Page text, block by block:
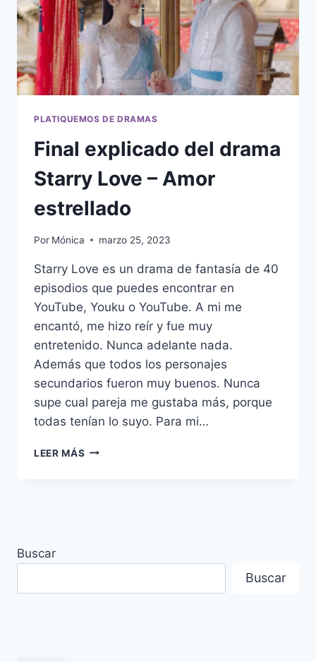
PLATIQUEMOS DE DRAMAS
Final explicado del drama
Starry Love – Amor
estrellado
Por Mónica marzo 25, 2023
Starry Love es un drama de fantasía de 40
episodios que puedes encontrar en
YouTube, Youku o YouTube. A mi me
encantó, me hizo reír y fue muy
entretenido. Nunca adelante nada.
Además que todos los personajes
secundarios fueron muy buenos. Nunca
supe cual pareja me gustaba más, porque
todas tenían lo suyo. Para mi…
LEER MÁS FINAL
ESTRELLADO
Buscar
Buscar